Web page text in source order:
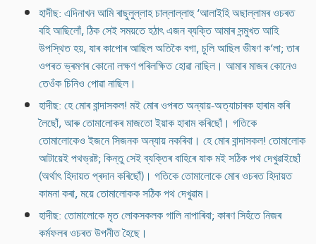
হাদীছ: এদিনাখন আমি ৰাছুলুল্লাহ চাল্লাল্লাহু ‘আলাইহি অছাল্লামৰ ওচৰত
বহি আছিলোঁ, ঠিক সেই সময়তে হঠাৎ এজন ব্যক্তি আমাৰ সন্মুখত আহি
উপস্থিত হয়, যাৰ কাপোৰ আছিল অতিকৈ বগা, চুলি আছিল ভীষণ ক’লা; তাৰ
ওপৰত ভ্ৰমণৰ কোনো লক্ষণ পৰিলক্ষিত হোৱা নাছিল। আমাৰ মাজৰ কোনেও
তেওঁক চিনিও পোৱা নাছিল।
হাদীছ: হে মোৰ বান্দাসকল! মই মোৰ ওপৰত অন্যায়-অত্যাচাৰক হাৰাম কৰি
লৈছোঁ, আৰু তোমালোকৰ মাজতো ইয়াক হাৰাম কৰিছোঁ। গতিকে
তোমালোকেও ইজনে সিজনক অন্যায় নকৰিবা। হে মোৰ বান্দাসকল! তোমালোক
আটায়েই পথভ্রষ্ট; কিন্তু সেই ব্যক্তিৰ বাহিৰে যাক মই সঠিক পথ দেখুৱাইছোঁ
(অৰ্থাৎ হিদায়ত প্ৰদান কৰিছোঁ)। গতিকে তোমালোকে মোৰ ওচৰত হিদায়ত
কামনা কৰা, ময়ে তোমালোকক সঠিক পথ দেখুৱাম।
হাদীছ: তোমালোকে মৃত লোকসকলক গালি নাপাৰিবা; কাৰণ সিহঁতে নিজৰ
কৰ্মফলৰ ওচৰত উপনীত হৈছে।